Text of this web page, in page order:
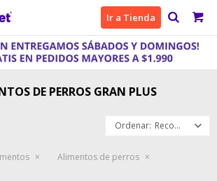
Ir a Tienda
DE PERROS GRAN PLUS
Recomendados
Alimentos de perros